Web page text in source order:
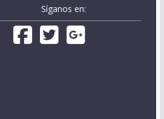
Síganos en: